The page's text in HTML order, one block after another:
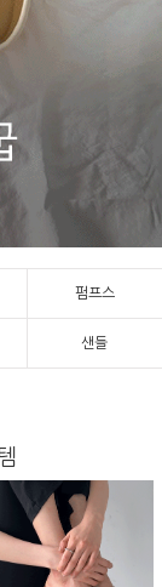
펌프스
샌들